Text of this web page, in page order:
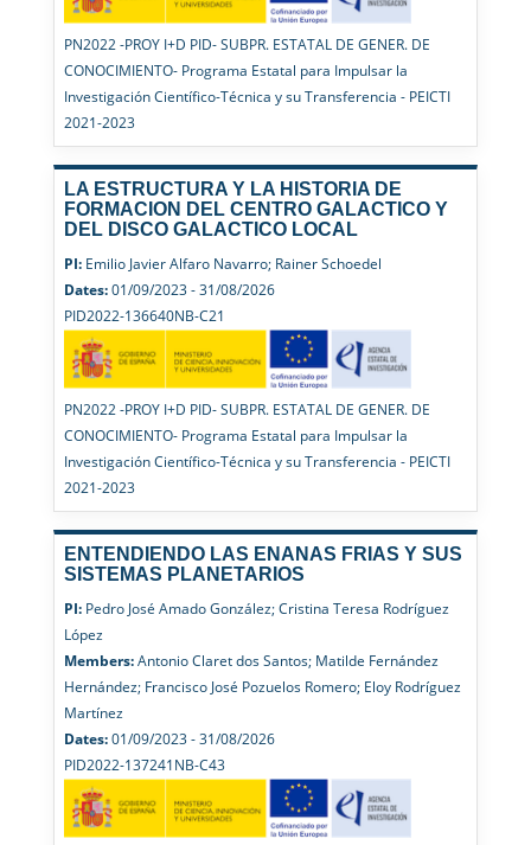
PN2022 -PROY I+D PID- SUBPR. ESTATAL DE GENER. DE
CONOCIMIENTO- Programa Estatal para Impulsar la
Investigación Científico-Técnica y su Transferencia - PEICTI
2021-2023
LA ESTRUCTURA Y LA HISTORIA DE
FORMACION DEL CENTRO GALACTICO Y
DEL DISCO GALACTICO LOCAL
PI:Emilio Javier Alfaro Navarro; Rainer Schoedel
Dates:01/09/2023 - 31/08/2026
PID2022-136640NB-C21
PN2022 -PROY I+D PID- SUBPR. ESTATAL DE GENER. DE
CONOCIMIENTO- Programa Estatal para Impulsar la
Investigación Científico-Técnica y su Transferencia - PEICTI
2021-2023
ENTENDIENDO LAS ENANAS FRIAS Y SUS
SISTEMAS PLANETARIOS
PI:Pedro José Amado González; Cristina Teresa Rodríguez
López
Members:Antonio Claret dos Santos; Matilde Fernández
Hernández; Francisco José Pozuelos Romero; Eloy Rodríguez
Martínez
Dates:01/09/2023 - 31/08/2026
PID2022-137241NB-C43